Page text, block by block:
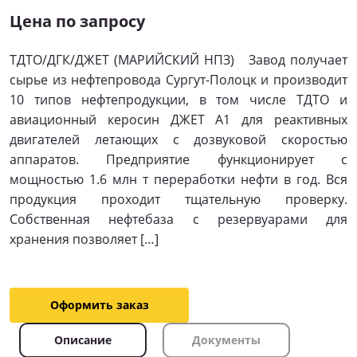
Цена по запросу
ТДТО/ДГК/ДЖЕТ (МАРИЙСКИЙ НПЗ) Завод получает
сырье из нефтепровода Сургут-Полоцк и производит
10 типов нефтепродукции, в том числе ТДТО и
авиационный керосин ДЖЕТ А1 для реактивных
двигателей летающих с дозвуковой скоростью
аппаратов. Предприятие функционирует с
мощностью 1.6 млн т переработки нефти в год. Вся
продукция проходит тщательную проверку.
Собственная нефтебаза с резервуарами для
хранения позволяет […]
Оформить заказ
Описание Документы